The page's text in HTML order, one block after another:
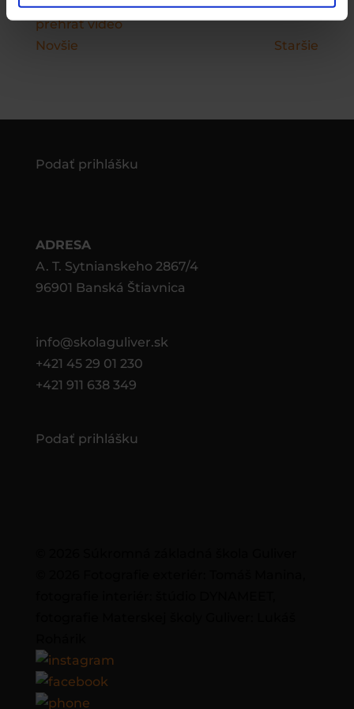
prehrať video
Staršie
Novšie
Podať prihlášku
ADRESA
A. T. Sytnianskeho 2867/4
96901 Banská Štiavnica
info@skolaguliver.sk
+421 45 29 01 230
+421 911 638 349
Podať prihlášku